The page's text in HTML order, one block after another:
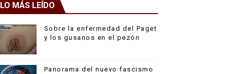
LO MÁS LEÍDO
Sobre la enfermedad del Paget
y los gusanos en el pezón
Panorama del nuevo fascismo